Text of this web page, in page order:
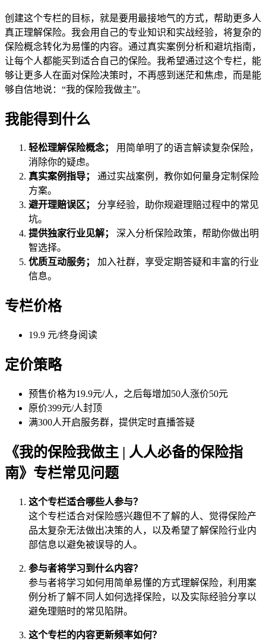
创建这个专栏的目标，就是要用最接地气的方式，帮助更多人
真正理解保险。我会用自己的专业知识和实战经验，将复杂的
保险概念转化为易懂的内容。通过真实案例分析和避坑指南，
让每个人都能买到适合自己的保险。我希望通过这个专栏，能
够让更多人在面对保险决策时，不再感到迷茫和焦虑，而是能
够自信地说：“我的保险我做主”。
我能得到什么
轻松理解保险概念；
用简单明了的语言解读复杂保险，
消除你的疑虑。
真实案例指导；
通过实战案例，教你如何量身定制保险
方案。
避开理赔误区；
分享经验，助你规避理赔过程中的常见
坑。
提供独家行业见解；
深入分析保险政策，帮助你做出明
智选择。
优质互动服务；
加入社群，享受定期答疑和丰富的行业
信息。
专栏价格
19.9 元/终身阅读
定价策略
预售价格为19.9元/人，之后每增加50人涨价50元
原价399元/人封顶
满300人开启服务群，提供定时直播答疑
《我的保险我做主 | 人人必备的保险指
南》专栏常见问题
这个专栏适合哪些人参与？
这个专栏适合对保险感兴趣但不了解的人、觉得保险产
品太复杂无法做出决策的人，以及希望了解保险行业内
部信息以避免被误导的人。
参与者将学习到什么内容？
参与者将学习如何用简单易懂的方式理解保险，利用案
例分析了解不同人如何选择保险，以及实际经验分享以
避免理赔时的常见陷阱。
这个专栏的内容更新频率如何？